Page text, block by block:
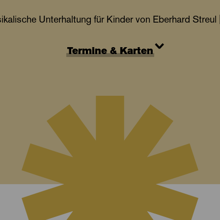
Unterhaltung für Kinder von Eberhard
Termine & Karten